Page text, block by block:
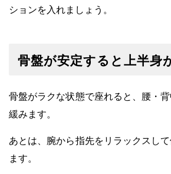
ションを入れましょう。
骨盤が安定すると上半身
骨盤がラクな状態で座れると、腰・
緩みます。
あとは、腕から指先をリラックスし
ます。